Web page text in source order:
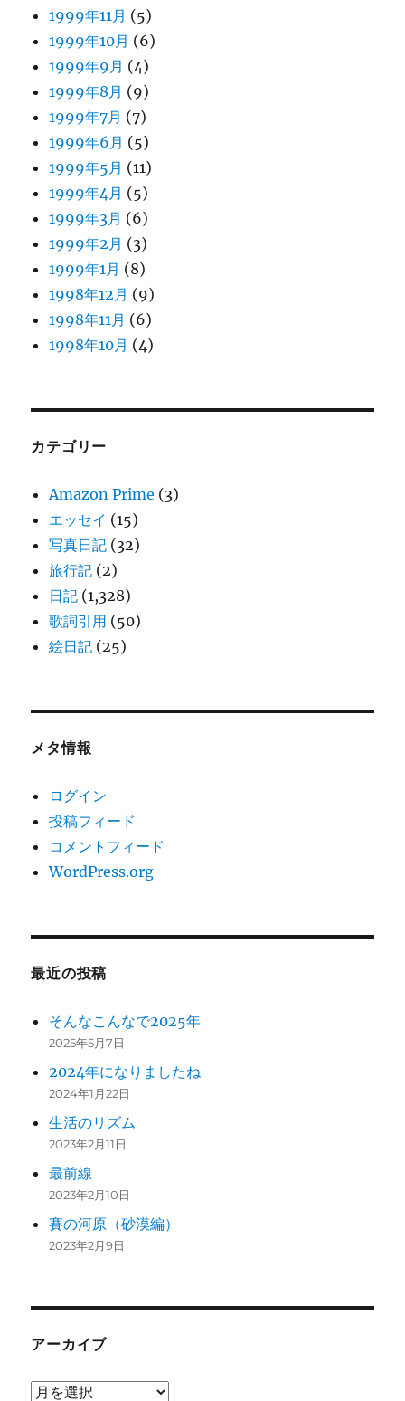
1999年11月 (5)
1999年10月 (6)
1999年9月 (4)
1999年8月 (9)
1999年7月 (7)
1999年6月 (5)
1999年5月 (11)
1999年4月 (5)
1999年3月 (6)
1999年2月 (3)
1999年1月 (8)
1998年12月 (9)
1998年11月 (6)
1998年10月 (4)
カテゴリー
Amazon Prime (3)
エッセイ (15)
写真日記 (32)
旅行記 (2)
日記 (1,328)
歌詞引用 (50)
絵日記 (25)
メタ情報
ログイン
投稿フィード
コメントフィード
WordPress.org
最近の投稿
そんなこんなで2025年
2025年5月7日
2024年になりましたね
2024年1月22日
生活のリズム
2023年2月11日
最前線
2023年2月10日
賽の河原（砂漠編）
2023年2月9日
アーカイブ
ア